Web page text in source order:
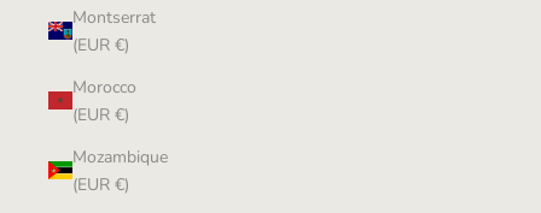
Montserrat
(EUR €)
Morocco
(EUR €)
Mozambique
(EUR €)